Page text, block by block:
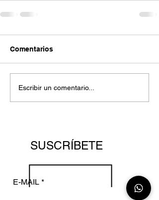
Comentarios
Escribir un comentario...
SUSCRÍBETE
E-MAIL